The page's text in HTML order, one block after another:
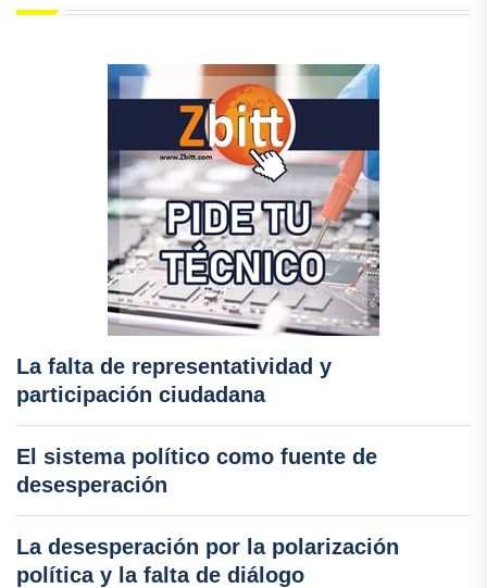
La falta de representatividad y
participación ciudadana
El sistema político como fuente de
desesperación
La desesperación por la polarización
política y la falta de diálogo